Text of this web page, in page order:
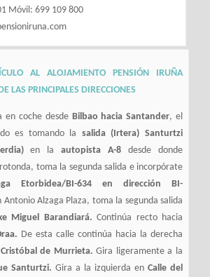
Móvil: 699 109 800
AL ALOJAMIENTO PENSIÓN IRUÑA
LAS PRINCIPALES DIRECCIONES
en coche desde Bilbao hacia Santander, el
es tomando la salida (Irtera) Santurtzi
en laautopista A-8 desde donde
toma la segunda salida e incorpórate
Etorbidea/BI-634 en dirección BI-
Antonio Alzaga Plaza, toma la segunda salida
Miguel Barandiará. Continúa recto hacia
De esta calle continúa hacia la derecha
de Murrieta. Gira ligeramente a la
Santurtzi. Gira a la izquierda en Calle del